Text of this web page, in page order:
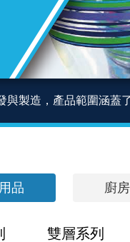
製造，產品範圍涵蓋
品 廚
雙層系列